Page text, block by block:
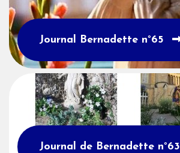
Journal Bernadette n°65
Journal de Bernadette n°63